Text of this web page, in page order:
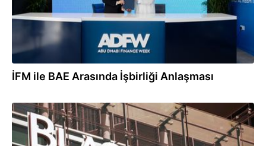
İFM ile BAE Arasında İşbirliği Anlaşması
18.11.2024